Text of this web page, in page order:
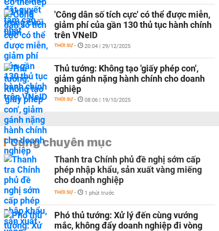
'Công dân số tích cực' có thể được miễn,
giảm phí của gần 130 thủ tục hành chính
trên VNeID
THỜI SỰ - 20:04 | 29/12/2025
Thủ tướng: Không tạo 'giấy phép con',
giảm gánh nặng hành chính cho doanh
nghiệp
THỜI SỰ - 08:06 | 19/10/2025
Cùng chuyên mục
Thanh tra Chính phủ đề nghị sớm cấp
phép nhập khẩu, sản xuất vàng miếng
cho doanh nghiệp
THỜI SỰ - 1 phút trước
Phó thủ tướng: Xử lý đến cùng vướng
mắc, không đẩy doanh nghiệp đi vòng